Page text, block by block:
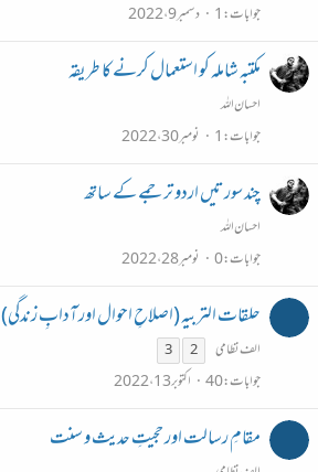
جوابات 1 دسمبر 9، 2022
مکتبہ شاملہ کو استعمال کرنے کا طریقہ
احسان اللہ
جوابات 1 نومبر 30، 2022
چند سورتیں اردو ترجمے کے ساتھ
احسان اللہ
جوابات 0 نومبر 28، 2022
حلقات التربیہ (اصلاحِ احوال اور آدابِ زندگی)
الف نظامی 2
3
جوابات 40 اکتوبر 13، 2022
مقامِ رسالت اور حجیتِ حدیث و سنت